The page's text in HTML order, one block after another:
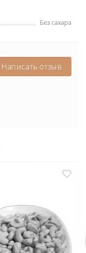
Без сахара
Написать отзыв